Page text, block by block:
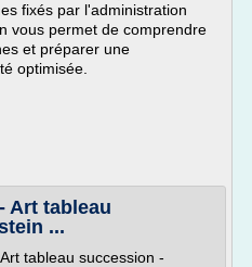
fixés par l'administration
vous permet de comprendre
et préparer une
optimisée.
Art tableau
...
tableau succession -